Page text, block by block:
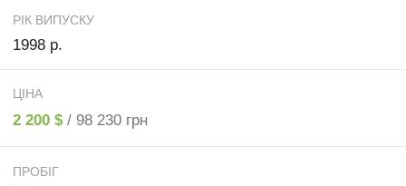
РІК ВИПУСКУ
1998 р.
ЦІНА
2 200 $ / 98 230 грн
ПРОБІГ